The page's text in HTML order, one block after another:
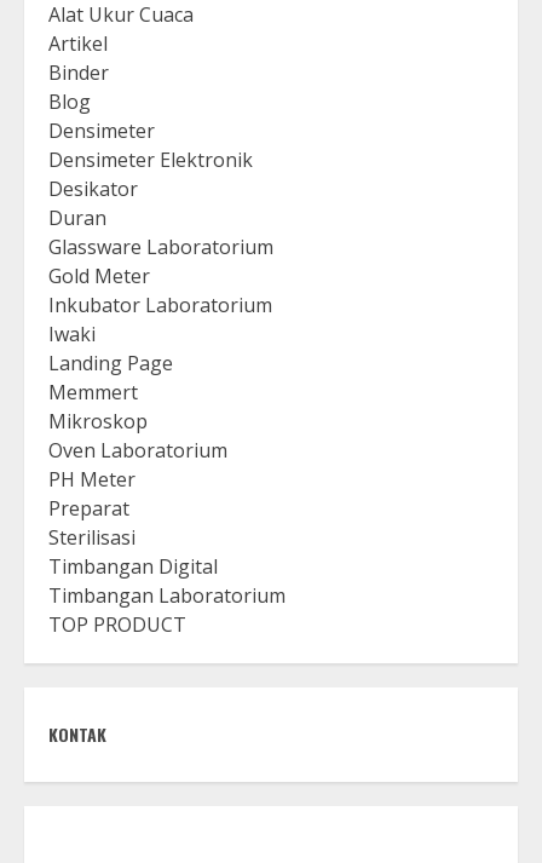
Alat Ukur Cuaca
Artikel
Binder
Blog
Densimeter
Densimeter Elektronik
Desikator
Duran
Glassware Laboratorium
Gold Meter
Inkubator Laboratorium
Iwaki
Landing Page
Memmert
Mikroskop
Oven Laboratorium
PH Meter
Preparat
Sterilisasi
Timbangan Digital
Timbangan Laboratorium
TOP PRODUCT
KONTAK